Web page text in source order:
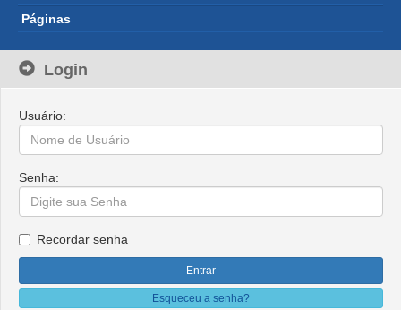
Páginas
Login
Usuário:
Senha:
Recordar senha
Esqueceu a senha?